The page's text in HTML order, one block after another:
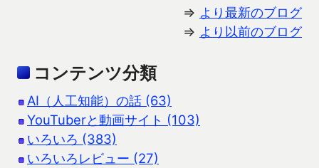
⇒ より最新のブログ
⇒ より以前のブログ
コンテンツ分類
AI（人工知能）の話 (63)
YouTuberと動画サイト (103)
いろいろ (383)
いろいろレビュー (27)